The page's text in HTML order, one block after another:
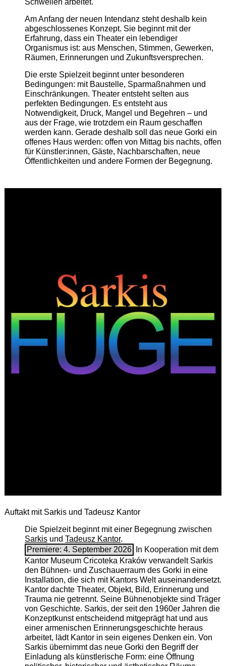
Am Anfang der neuen Intendanz steht deshalb kein
abgeschlossenes Konzept. Sie beginnt mit der
Erfahrung, dass ein Theater ein lebendiger
Organismus ist: aus Menschen, Stimmen, Gewerken,
Räumen, Erinnerungen und Zukunftsversprechen.
Die erste Spielzeit beginnt unter besonderen
Bedingungen: mit Baustelle, Sparmaßnahmen und
Einschränkungen. Theater entsteht selten aus
perfekten Bedingungen. Es entsteht aus
Notwendigkeit, Druck, Mangel und Begehren – und
aus der Frage, wie trotzdem ein Raum geschaffen
werden kann. Gerade deshalb soll das neue Gorki ein
offenes Haus werden: offen von Mittag bis nachts, offen
für Künstler:innen, Gäste, Nachbarschaften, neue
Öffentlichkeiten und andere Formen der Begegnung.
Auftakt mit Sarkis und Tadeusz Kantor
Die Spielzeit beginnt mit einer Begegnung zwischen
Sarkisund Tadeusz Kantor.
Premiere: 4. September 2026
In Kooperation mit dem
Kantor Museum Cricoteka Kraków verwandelt Sarkis
den Bühnen- und Zuschauerraum des Gorki in eine
Installation, die sich mit Kantors Welt auseinandersetzt.
Kantor dachte Theater, Objekt, Bild, Erinnerung und
Trauma nie getrennt. Seine Bühnenobjekte sind Träger
von Geschichte. Sarkis, der seit den 1960er Jahren die
Konzeptkunst entscheidend mitgeprägt hat und aus
einer armenischen ­Erinnerungsgeschichte heraus
arbeitet, lädt Kantor in sein eigenes Denken ein. Von
Sarkis übernimmt das neue Gorki den Begriff der
Einladung als künstlerische Form: eine Öffnung